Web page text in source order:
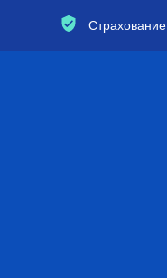
Страхование